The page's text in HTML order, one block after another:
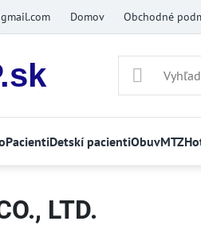
Domov Obchodné
PacientiDetskí pacientiObuvMTZ
LTD.